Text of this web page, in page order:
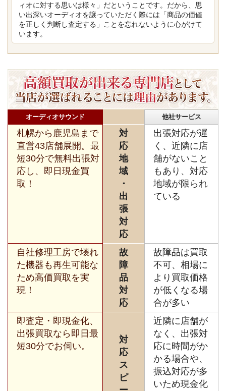
ィオに対する思いは様々」だということです。だから、思
い出深いオーディオを譲っていただく際には「商品の価値
を正しく判断し査定する」ことを忘れないように心がけて
います。
オーディオサウンド 他社サービス
札幌から鹿児島まで
直営43店舗展開。最
短30分で無料出張対
応し、即日現金買
取！
対
応
地
域
・
出
張
対
応
出張対応が遅
く、近隣に店
舗がないこと
もあり、対応
地域が限られ
ている
自社修理工房で壊れ
た機器も再生可能な
ため高価買取を実
現！
故
障
品
対
応
故障品は買取
不可、相場に
より買取価格
が低くなる場
合が多い
即査定・即現金化、
出張買取なら即日最
短30分でお伺い。
対
応
ス
ピ
近隣に店舗が
なく、出張対
応に時間がか
かる場合や、
振込対応が多
いため現金化